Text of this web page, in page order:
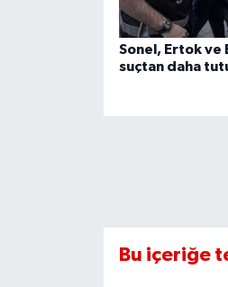
Sonel, Ertok ve
suçtan daha
Bu içeriğe